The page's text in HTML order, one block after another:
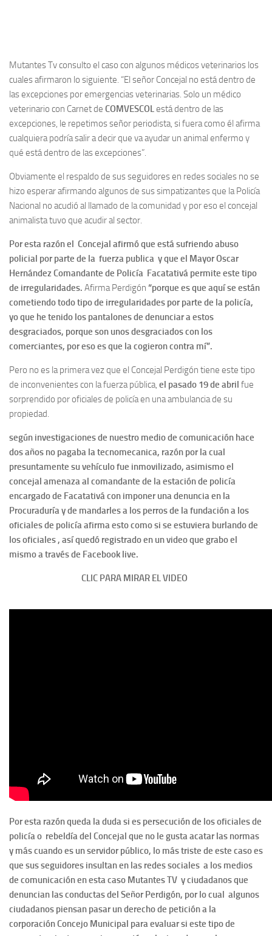
Mutantes Tv consulto el caso con algunos médicos veterinarios los
cuales afirmaron lo siguiente. “El señor Concejal no está dentro de
las excepciones por emergencias veterinarias. Solo un médico
veterinario con Carnet de COMVESCOL está dentro de las
excepciones, le repetimos señor periodista, si fuera como él afirma
cualquiera podría salir a decir que va ayudar un animal enfermo y
qué está dentro de las excepciones”.
Obviamente el respaldo de sus seguidores en redes sociales no se
hizo esperar afirmando algunos de sus simpatizantes que la Policía
Nacional no acudió al llamado de la comunidad y por eso el concejal
animalista tuvo que acudir al sector.
Por esta razón el Concejal afirmó que está sufriendo abuso
policial por parte de la fuerza publica y que el Mayor Oscar
Hernández Comandante de Policía Facatativá permite este tipo
de irregularidades. Afirma Perdigón “porque es que aquí se están
cometiendo todo tipo de irregularidades por parte de la policía,
yo que he tenido los pantalones de denunciar a estos
desgraciados, porque son unos desgraciados con los
comerciantes, por eso es que la cogieron contra mí”.
Pero no es la primera vez que el Concejal Perdigón tiene este tipo
de inconvenientes con la fuerza pública, el pasado 19 de abril fue
sorprendido por oficiales de policía en una ambulancia de su
propiedad.
según investigaciones de nuestro medio de comunicación hace
dos años no pagaba la tecnomecanica, razón por la cual
presuntamente su vehículo fue inmovilizado, asimismo el
concejal amenaza al comandante de la estación de policía
encargado de Facatativá con imponer una denuncia en la
Procuraduría y de mandarles a los perros de la fundación a los
oficiales de policía afirma esto como si se estuviera burlando de
los oficiales , así quedó registrado en un video que grabo el
mismo a través de Facebook live.
CLIC PARA MIRAR EL VIDEO
Por esta razón queda la duda si es persecución de los oficiales de
policía o rebeldía del Concejal que no le gusta acatar las normas
y más cuando es un servidor público, lo más triste de este caso es
que sus seguidores insultan en las redes sociales a los medios
de comunicación en esta caso Mutantes TV y ciudadanos que
denuncian las conductas del Señor Perdigón, por lo cual algunos
ciudadanos piensan pasar un derecho de petición a la
corporación Concejo Municipal para evaluar si este tipo de